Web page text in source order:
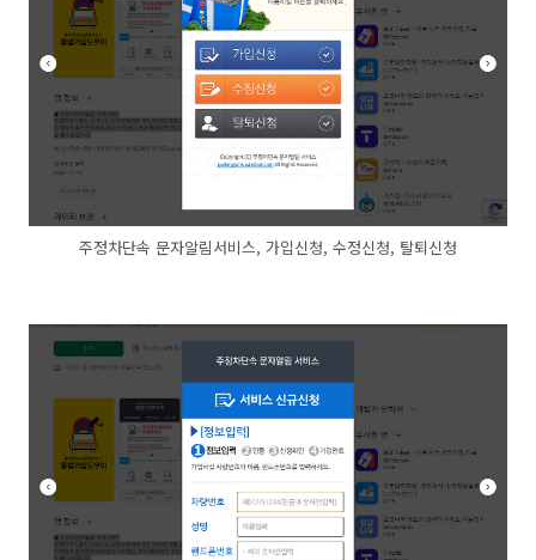
주정차단속 문자알림서비스, 가입신청, 수정신청, 탈퇴신청